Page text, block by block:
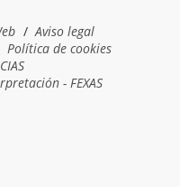
Aviso legal
Política de cookies
- FEXAS